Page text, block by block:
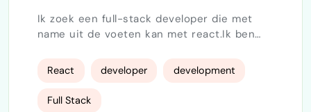
Ik zoek een full-stack developer die met
name uit de voeten kan met react.Ik ben
zorgsector — een matchingplatform dat al
volledig is uitgewerkt inclusief design,
database en businessmodel. Ik zoek iemand
React developer development
Full Stack